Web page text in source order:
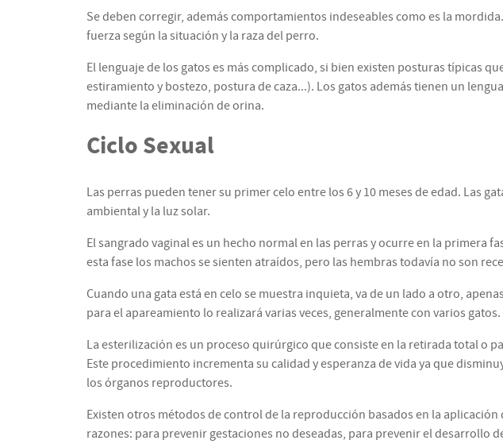
Se deben corregir, además comportamientos indeseables como es la
fuerza según la situación y la raza del perro.
El lenguaje de los gatos es más complicado, si bien existen posturas típicas
estiramiento y bostezo, postura de caza...). Los gatos además tienen un
mediante la eliminación de orina.
Ciclo Sexual
Las perras pueden tener su primer celo entre los 6 y 10 meses de edad. Las
ambiental y la luz solar.
El sangrado vaginal es un hecho normal en las perras y ocurre en la primera
esta fase los machos se sienten atraídos, pero las hembras todavía no son
Cuando una gata está en celo se muestra inquieta, va de un lado a otro,
para el apareamiento lo realizará varias veces, generalmente con varios gatos.
La esterilización es un proceso quirúrgico que consiste en la retirada total o
Este procedimiento incrementa su calidad y esperanza de vida ya que
los órganos reproductores.
Existen otros métodos de control de la reproducción basados en la
razones: para prevenir gestaciones no deseadas, para prevenir el